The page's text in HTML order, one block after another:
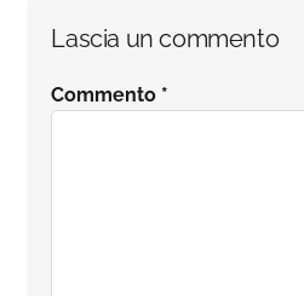
Interazioni
del
Lascia un commento
Commento *